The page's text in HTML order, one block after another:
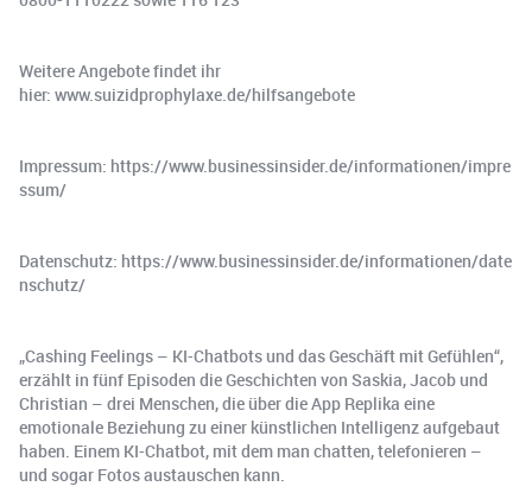
Weitere Angebote findet ihr
hier: www.suizidprophylaxe.de/hilfsangebote
Impressum: https://www.businessinsider.de/informationen/impre
ssum/
Datenschutz: https://www.businessinsider.de/informationen/date
nschutz/
„Cashing Feelings – KI-Chatbots und das Geschäft mit Gefühlen“,
erzählt in fünf Episoden die Geschichten von Saskia, Jacob und
Christian – drei Menschen, die über die App Replika eine
emotionale Beziehung zu einer künstlichen Intelligenz aufgebaut
haben. Einem KI-Chatbot, mit dem man chatten, telefonieren –
und sogar Fotos austauschen kann.